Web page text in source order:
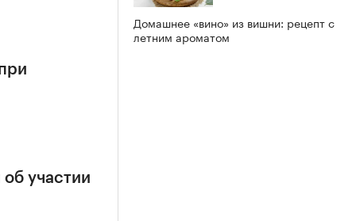
участии
Домашнее «вино» из вишни: рецепт с
летним ароматом